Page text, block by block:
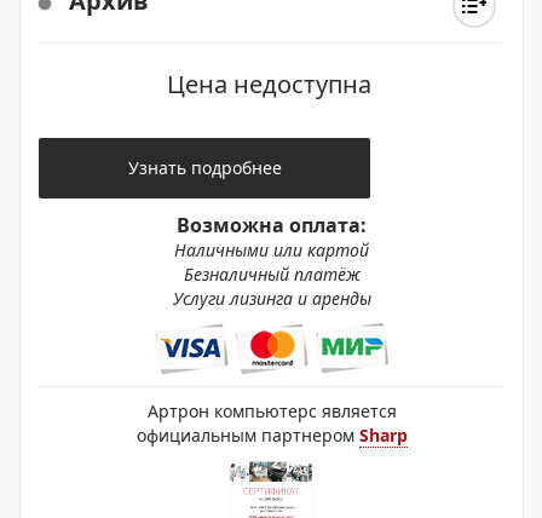
Цена недоступна
Узнать подробнее
Возможна оплата:
Наличными или картой
Безналичный платёж
Услуги лизинга и аренды
Артрон компьютерс является
официальным партнером Sharp